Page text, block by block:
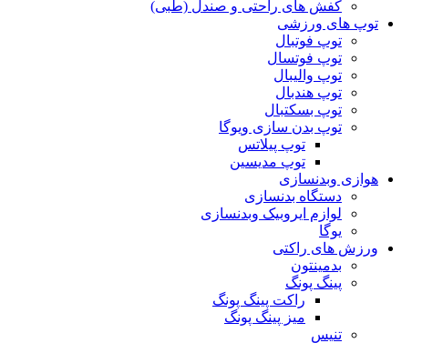
کفش های راحتی و صندل (طبی)
توپ های ورزشی
توپ فوتبال
توپ فوتسال
توپ والیبال
توپ هندبال
توپ بسکتبال
توپ بدن سازی ویوگا
توپ پیلاتس
توپ مدیسین
هوازی وبدنسازی
دستگاه بدنسازی
لوازم ایروبیک وبدنسازی
یوگا
ورزش های راکتی
بدمینتون
پینگ پونگ
راکت پینگ پونگ
میز پینگ پونگ
تنیس